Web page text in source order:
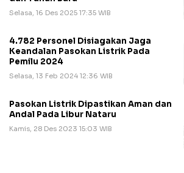
Selasa, 16 Des 2025 17:35 WIB
4.782 Personel Disiagakan Jaga
Keandalan Pasokan Listrik Pada
Pemilu 2024
Selasa, 13 Feb 2024 12:36 WIB
Pasokan Listrik Dipastikan Aman dan
Andal Pada Libur Nataru
Kamis, 28 Des 2023 15:03 WIB